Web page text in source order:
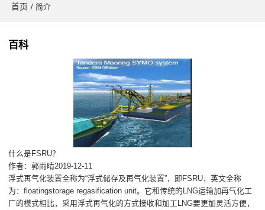
首页 / 简介
百科
什么是FSRU？
作者：郭雨晴2019-12-11
浮式再气化装置全称为“浮式储存及再气化装置”，即FSRU，英文全称
为：floatingstorage regasification unit。它和传统的LNG运输加再气化工
厂的模式相比，采用浮式再气化的方式接收和加工LNG要更加灵活方便，